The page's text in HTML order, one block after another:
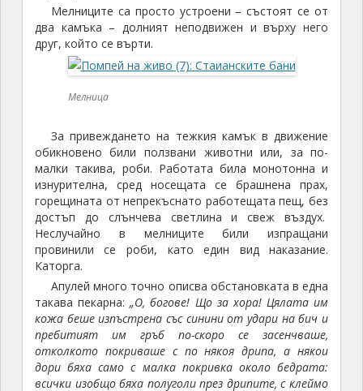
Мелниците са просто устроени – състоят се от
два камъка – долният неподвижен и върху него
друг, който се върти.
Мелница
За привеждането на тежкия камък в движение
обикновено били ползвани животни или, за по-
малки такива, роби. Работата била монотонна и
изнурителна, сред носещата се брашнена прах,
горещината от непрекъснато работещата пещ, без
достъп до слънчева светлина и свеж въздух.
Неслучайно в мелниците били изпращани
провинили се роби, като един вид наказание.
Каторга.
Апулей много точно описва обстановката в една
такава пекарна:„О, богове! Що за хора! Цялата им
кожа беше изпъстрена със синини от удари на бич и
пребитият им гръб по-скоро се засенчваше,
отколкото покриваше с по някоя дрипа, а някои
дори бяха само с малка покривка около бедрата:
всички изобщо бяха полуголи през дрипите, с клеймо